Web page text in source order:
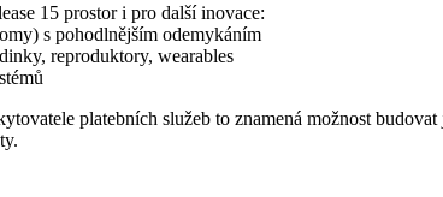
15 prostor i pro další inovace:
s pohodlnějším odemykáním
reproduktory, wearables
platebních služeb to znamená možnost budovat